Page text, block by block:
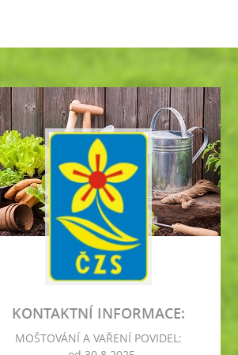
KONTAKTNÍ INFORMACE:
MOŠTOVÁNÍ A VAŘENÍ POVIDEL: